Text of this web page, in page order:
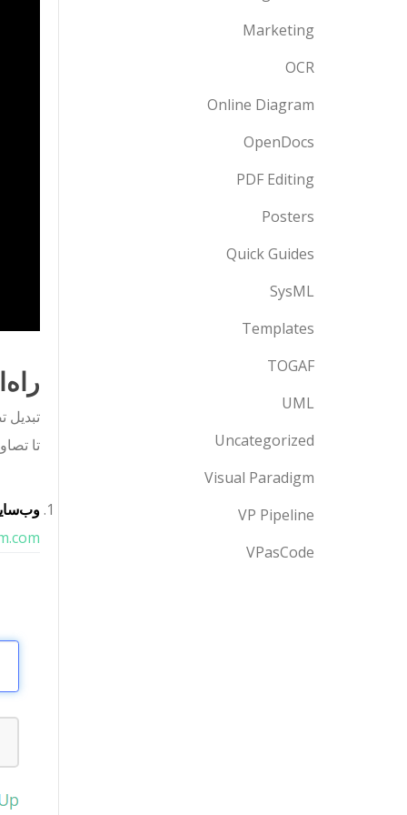
تا
Marketing
OCR
Online Diagram
OpenDocs
PDF Editing
Posters
Quick Guides
SysML
Templates
TOGAF
UML
Uncategorized
Visual Paradigm
VP Pipeline
VPasCode